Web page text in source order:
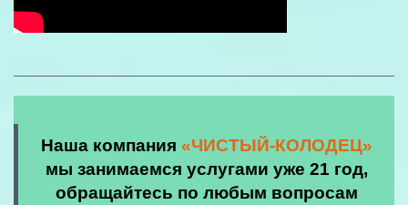
Наша компания «ЧИСТЫЙ-КОЛОДЕЦ»
мы занимаемся услугами уже 21 год,
обращайтесь по любым вопросам